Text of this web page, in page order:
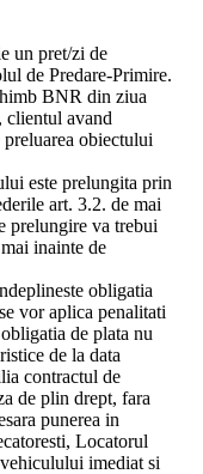
un pret/zi de
de Predare-Primire.
BNR din ziua
clientul avand
obiectului
este prelungita prin
art. 3.2. de mai
prelungire va trebui
inainte de
obligatia
vor aplica penalitati
de plata nu
de la data
contractul de
de plin drept, fara
punerea in
Locatorul
imediat si